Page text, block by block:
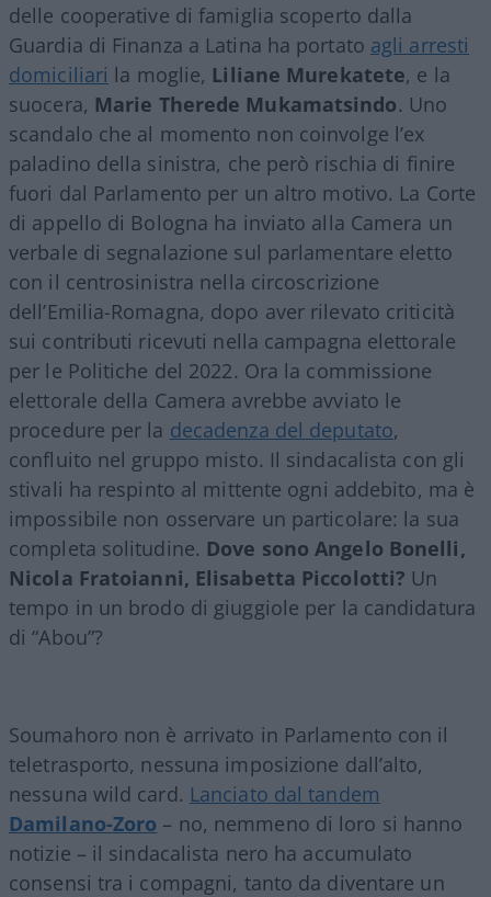
delle cooperative di famiglia scoperto dalla
Guardia di Finanza a Latina ha portato agli arresti
domiciliari la moglie, Liliane Murekatete, e la
suocera, Marie Therede Mukamatsindo. Uno
scandalo che al momento non coinvolge l’ex
paladino della sinistra, che però rischia di finire
fuori dal Parlamento per un altro motivo. La Corte
di appello di Bologna ha inviato alla Camera un
verbale di segnalazione sul parlamentare eletto
con il centrosinistra nella circoscrizione
dell’Emilia-Romagna, dopo aver rilevato criticità
sui contributi ricevuti nella campagna elettorale
per le Politiche del 2022. Ora la commissione
elettorale della Camera avrebbe avviato le
procedure per la decadenza del deputato,
confluito nel gruppo misto. Il sindacalista con gli
stivali ha respinto al mittente ogni addebito, ma è
impossibile non osservare un particolare: la sua
completa solitudine. Dove sono Angelo Bonelli,
Nicola Fratoianni, Elisabetta Piccolotti? Un
tempo in un brodo di giuggiole per la candidatura
di “Abou”?
Soumahoro non è arrivato in Parlamento con il
teletrasporto, nessuna imposizione dall’alto,
nessuna wild card. Lanciato dal tandem
Damilano-Zoro – no, nemmeno di loro si hanno
notizie – il sindacalista nero ha accumulato
consensi tra i compagni, tanto da diventare un